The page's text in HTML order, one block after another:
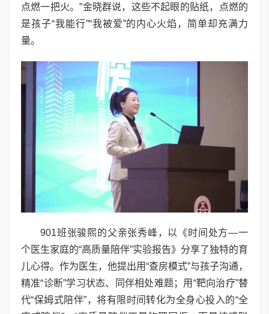
点燃一把火。”金晓群说，这些不起眼的贴纸，点燃的
是孩子“我能行”“我被爱”的内心火焰，简单却充满力
量。
901班张骏熙的父亲张秀峰，以《时间处方—一
个医生家庭的“高质量陪伴”实验报告》分享了独特的育
儿心得。作为医生，他提出用“查房模式”与孩子沟通，
精准“诊断”学习状态、同伴相处难题；用“靶向治疗”替
代“保姆式陪伴”，将有限时间转化为全身心投入的“全